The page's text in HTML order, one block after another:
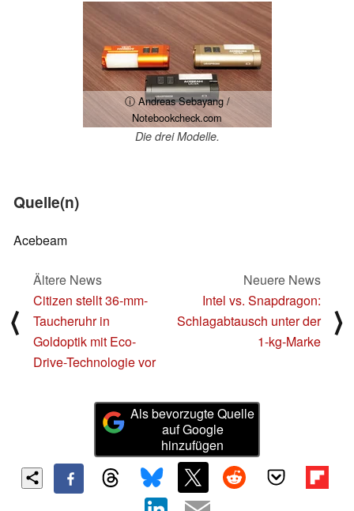
ⓘ Andreas Sebayang /
Notebookcheck.com
Die drei Modelle.
Quelle(n)
Acebeam
⟨
Ältere News
Citizen stellt 36-mm-
Taucheruhr in
Goldoptik mit Eco-
Drive-Technologie vor
Neuere News
Intel vs. Snapdragon:
Schlagabtausch unter der
1-kg-Marke
⟩
Als bevorzugte Quelle
auf Google
hinzufügen